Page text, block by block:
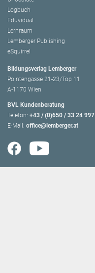
Logbuch
Eduvidual
Lernraum
Lemberger Publishing
eSquirrel
Bildungsverlag Lemberger
Pointengasse 21-23/Top 11
A-1170 Wien
BVL Kundenberatung
Telefon: +43 / (0)650 / 33 24 997
E-Mail: office@lemberger.at